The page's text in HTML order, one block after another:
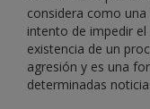
considera como
intento de impedir
existencia de un
agresión y es una
determinadas